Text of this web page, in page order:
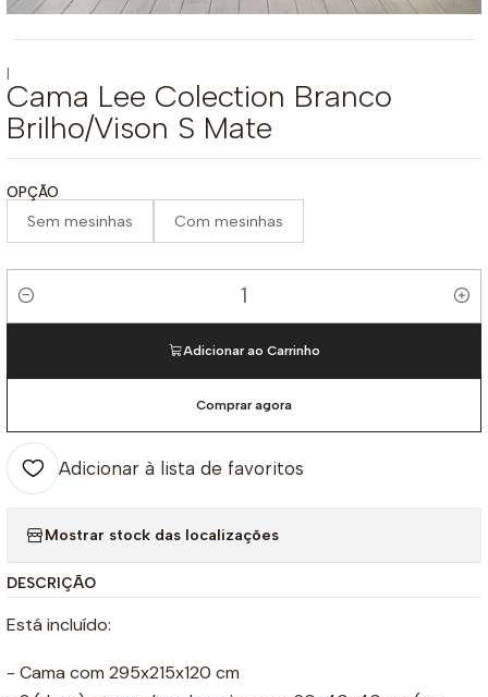
|
Cama Lee Colection Branco
Brilho/Vison S Mate
OPÇÃO
Sem mesinhas Com mesinhas
Quantidade
Adicionar ao Carrinho
Comprar agora
Adicionar à lista de favoritos
Mostrar stock das localizações
DESCRIÇÃO
Está incluído:
- Cama com 295x215x120 cm